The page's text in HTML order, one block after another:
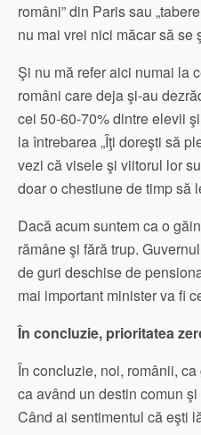
români” din Paris sau
nu mai vrei nici măcar să
Şi nu mă refer aici numai la
români care deja şi-au
cei 50-60-70% dintre elevii
la întrebarea „Îţi doreşti să
vezi că visele şi viitorul lor
doar o chestiune de timp să
Dacă acum suntem ca o
rămâne şi fără trup.
de guri deschise de
mai important minister va fi
În concluzie, prioritatea
În concluzie, noi, românii,
ca având un destin comun
Când ai sentimentul că eşti